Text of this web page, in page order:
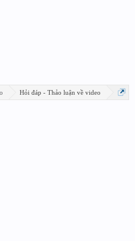
Hỏi đáp - Thảo luận về video